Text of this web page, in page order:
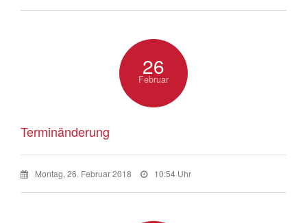
26
Februar
Terminänderung
Montag, 26. Februar 2018 10:54 Uhr